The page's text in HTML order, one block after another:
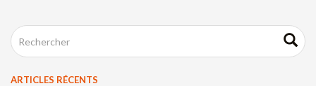
ARTICLES RÉCENTS